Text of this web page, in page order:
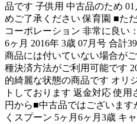
品です 子供用 中古品のため
めご了承ください 保育園 ■た
コーポレーション 非常に良い
6ヶ月 2016年 3歳 07月号 合計
商品には付いていない場合が
種決済方法がご利用可能です
的綺麗な状態の商品です オリ
トしております 返金対応 使
円から■中古品ではございま
くスプーン 5ヶ月6ヶ月3歳 キ